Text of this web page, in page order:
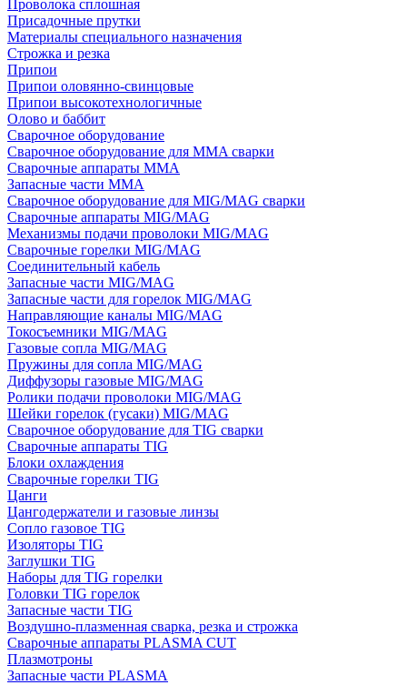
Проволока сплошная
Присадочные прутки
Материалы специального назначения
Строжка и резка
Припои
Припои оловянно-свинцовые
Припои высокотехнологичные
Олово и баббит
Сварочное оборудование
Сварочное оборудование для MMA сварки
Сварочные аппараты MMA
Запасные части MMA
Сварочное оборудование для MIG/MAG сварки
Сварочные аппараты MIG/MAG
Механизмы подачи проволоки MIG/MAG
Сварочные горелки MIG/MAG
Соединительный кабель
Запасные части MIG/MAG
Запасные части для горелок MIG/MAG
Направляющие каналы MIG/MAG
Токосъемники MIG/MAG
Газовые сопла MIG/MAG
Пружины для сопла MIG/MAG
Диффузоры газовые MIG/MAG
Ролики подачи проволоки MIG/MAG
Шейки горелок (гусаки) MIG/MAG
Сварочное оборудование для TIG сварки
Сварочные аппараты TIG
Блоки охлаждения
Сварочные горелки TIG
Цанги
Цангодержатели и газовые линзы
Сопло газовое TIG
Изоляторы TIG
Заглушки TIG
Наборы для TIG горелки
Головки TIG горелок
Запасные части TIG
Воздушно-плазменная сварка, резка и строжка
Сварочные аппараты PLASMA CUT
Плазмотроны
Запасные части PLASMA